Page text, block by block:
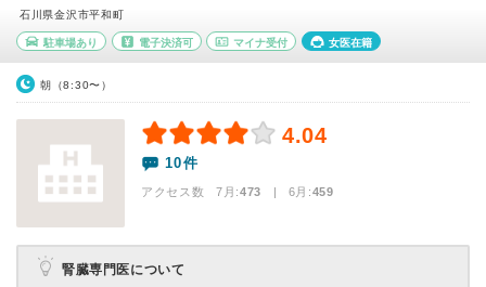
石川県金沢市平和町
駐車場あり 電子決済可 マイナ受付 女医在籍
朝（8:30〜）
4.04
10件
アクセス数 7月:473 | 6月:459
腎臓専門医について